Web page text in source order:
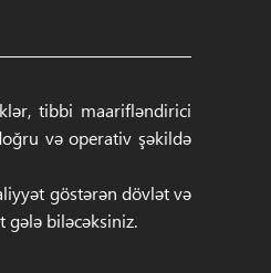
tibbi maarifləndirici
və operativ şəkildə
göstərən dövlət və
gələ biləcəksiniz.